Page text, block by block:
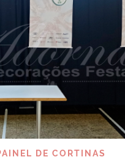
DE CORTINAS